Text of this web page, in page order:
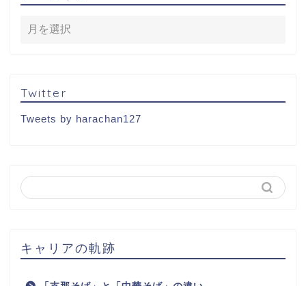
Twitter
Tweets by harachan127
キャリアの軌跡